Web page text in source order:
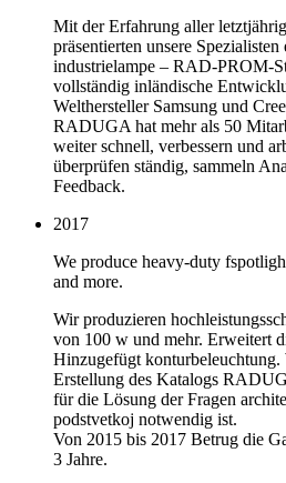
Mit der Erfahrung aller
präsentierten unsere
industrielampe – RAD-PROM-
vollständig inländische
Welthersteller Samsung und
RADUGA hat mehr als 50
weiter schnell, verbessern und
überprüfen ständig, sammeln
Feedback.
2017
We produce heavy-duty
and more.
Wir produzieren
von 100 w und mehr. Erweitert
Hinzugefügt
Erstellung des Katalogs
für die Lösung der Fragen
podstvetkoj notwendig ist.
Von 2015 bis 2017 Betrug die
3 Jahre.